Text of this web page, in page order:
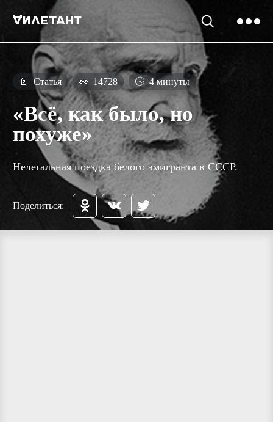
📄 Статья 👀 14728 🕓 4 минуты
«Всё, как было, но
похуже»
Нелегальная поездка белого эмигранта в СССР.
Поделиться: